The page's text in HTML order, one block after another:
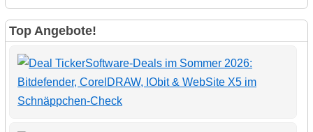
Top Angebote!
Software-Deals im Sommer 2026:
Bitdefender, CorelDRAW, IObit & WebSite X5 im
Schnäppchen-Check